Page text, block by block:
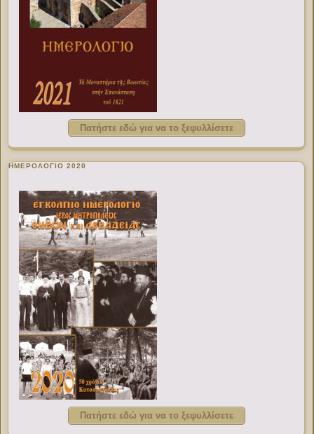
Πατήστε εδώ για να το ξεφυλλίσετε
ΗΜΕΡΟΛΟΓΙΟ 2020
Πατήστε εδώ για να το ξεφυλλίσετε